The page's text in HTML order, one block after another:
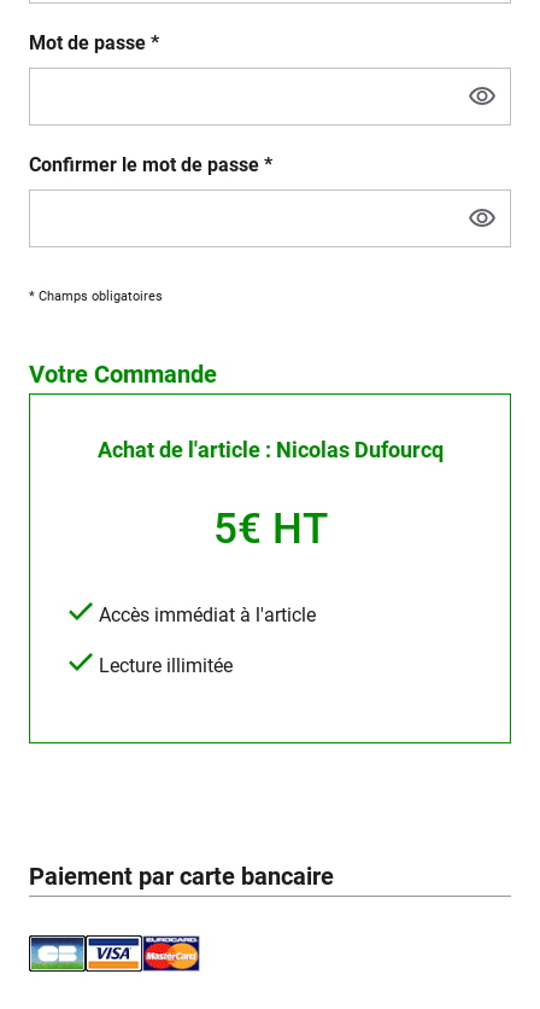
Mot de passe *
Confirmer le mot de passe *
* Champs obligatoires
Votre Commande
Achat de l'article : Nicolas Dufourcq
5€ HT
Accès immédiat à l'article
Lecture illimitée
Paiement par carte bancaire